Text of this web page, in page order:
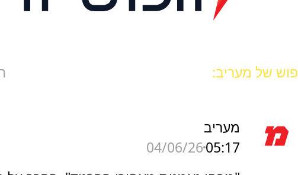
פוש של מעריב:
מעריב
05:17
04/06/26